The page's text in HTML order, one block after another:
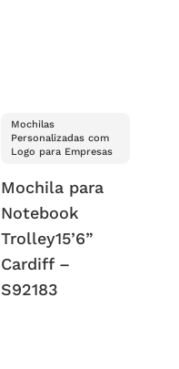
Mochilas
Personalizadas com
Logo para Empresas
Mochila para
Notebook
Trolley15’6”
Cardiff –
S92183